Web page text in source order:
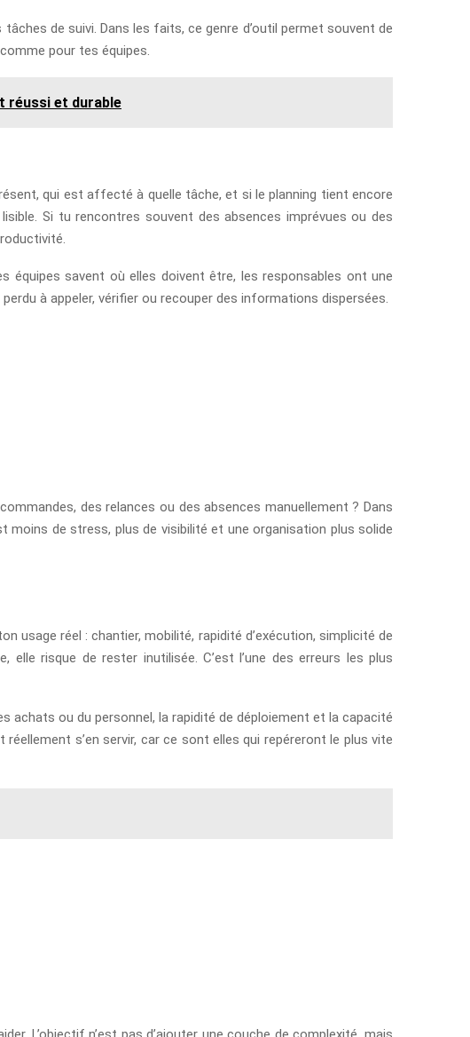
de suivi. Dans les faits, ce genre d’outil permet souvent de
pour tes équipes.
réussi et durable
qui est affecté à quelle tâche, et si le planning tient encore
Si tu rencontres souvent des absences imprévues ou des
équipes savent où elles doivent être, les responsables ont une
à appeler, vérifier ou recouper des informations dispersées.
des relances ou des absences manuellement ? Dans
moins de stress, plus de visibilité et une organisation plus solide
usage réel : chantier, mobilité, rapidité d’exécution, simplicité de
risque de rester inutilisée. C’est l’une des erreurs les plus
achats ou du personnel, la rapidité de déploiement et la capacité
s’en servir, car ce sont elles qui repéreront le plus vite